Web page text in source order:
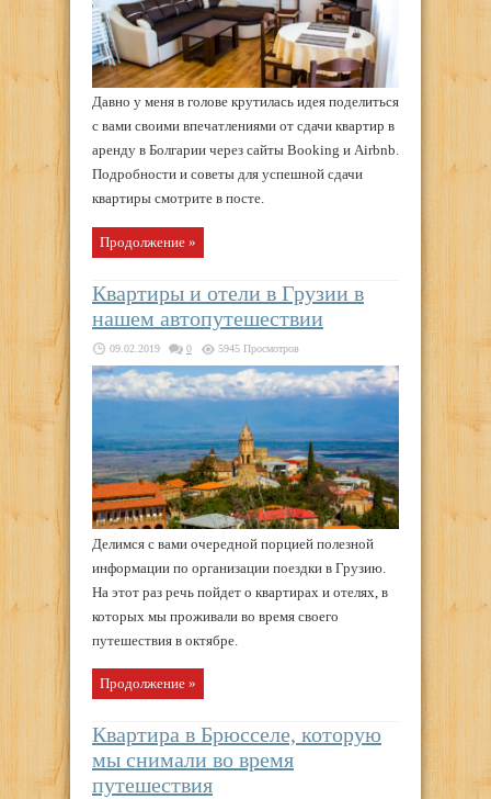
Давно у меня в голове крутилась идея поделиться
с вами своими впечатлениями от сдачи квартир в
аренду в Болгарии через сайты Booking и Airbnb.
Подробности и советы для успешной сдачи
квартиры смотрите в посте.
Продолжение »
Квартиры и отели в Грузии в
нашем автопутешествии
09.02.2019 0 5945 Просмотров
Делимся с вами очередной порцией полезной
информации по организации поездки в Грузию.
На этот раз речь пойдет о квартирах и отелях, в
которых мы проживали во время своего
путешествия в октябре.
Продолжение »
Квартира в Брюсселе, которую
мы снимали во время
путешествия